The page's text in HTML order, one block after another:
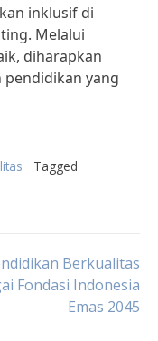
inklusif di
Melalui
diharapkan
yang
Tagged
Berkualitas
Fondasi Indonesia
Emas 2045